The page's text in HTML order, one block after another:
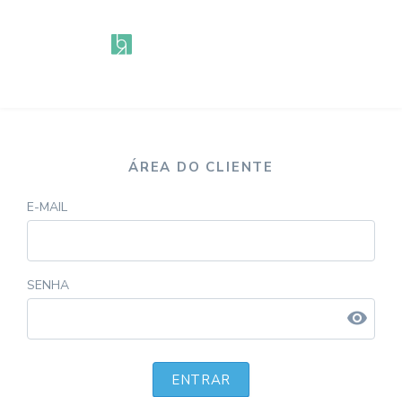
ÁREA DO CLIENTE
E-MAIL
SENHA
visibility
ENTRAR